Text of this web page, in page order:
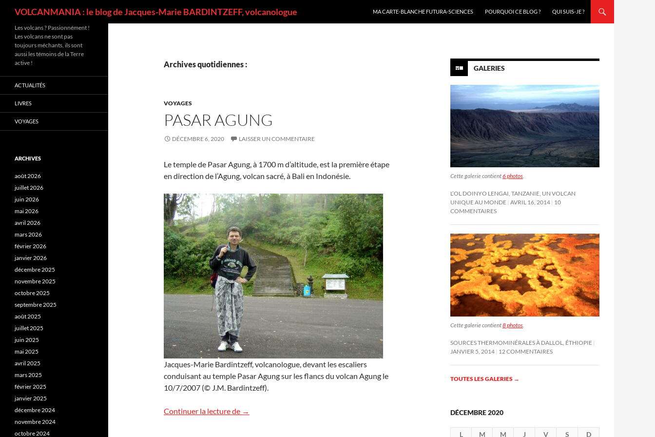
VOLCANMANIA : le blog de Jacques-Marie BARDINTZEFF, volcanologue
MA CARTE-BLANCHE FUTURA-SCIENCES
POURQUOI CE BLOG ? QUI SUIS-JE ?
Archives quotidiennes :
VOYAGES
PASAR AGUNG
DÉCEMBRE 6, 2020 LAISSER UN COMMENTAIRE
Le temple de Pasar Agung, à 1700 m d’altitude, est la première étape
en direction de l’Agung, volcan sacré, à Bali en Indonésie.
Jacques-Marie Bardintzeff, volcanologue, devant les escaliers
conduisant au temple Pasar Agung sur les flancs du volcan Agung le
10/7/2007 (© J.M. Bardintzeff).
Continuer la lecture de Pasar Agung
→
GALERIES
Cette galerie contient6 photos.
L’OL DOINYO LENGAI, TANZANIE, UN VOLCAN
UNIQUE AU MONDE AVRIL 16, 2014 10
COMMENTAIRES
Cette galerie contient8 photos
SOURCES THERMOMINÉRALES À DALLOL, ÉTHIOPIE
JANVIER 5, 2014 12 COMMENTAIRES
TOUTES LES GALERIES →
DÉCEMBRE 2020
L M M J V S
D
Les volcans ? Passionnément !
Les volcans ne sont pas
toujours méchants, ils sont
aussi les témoins de la Terre
active !
ACTUALITÉS
LIVRES
VOYAGES
ARCHIVES
août 2026
juillet 2026
juin 2026
mai 2026
avril 2026
mars 2026
février 2026
janvier 2026
décembre 2025
novembre 2025
octobre 2025
septembre 2025
août 2025
juillet 2025
juin 2025
mai 2025
avril 2025
mars 2025
février 2025
janvier 2025
décembre 2024
novembre 2024
octobre 2024